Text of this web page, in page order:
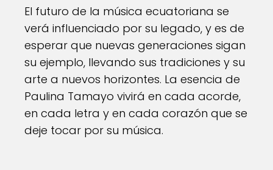
El futuro de la música ecuatoriana se
verá influenciado por su legado, y es de
esperar que nuevas generaciones sigan
su ejemplo, llevando sus tradiciones y su
arte a nuevos horizontes. La esencia de
Paulina Tamayo vivirá en cada acorde,
en cada letra y en cada corazón que se
deje tocar por su música.